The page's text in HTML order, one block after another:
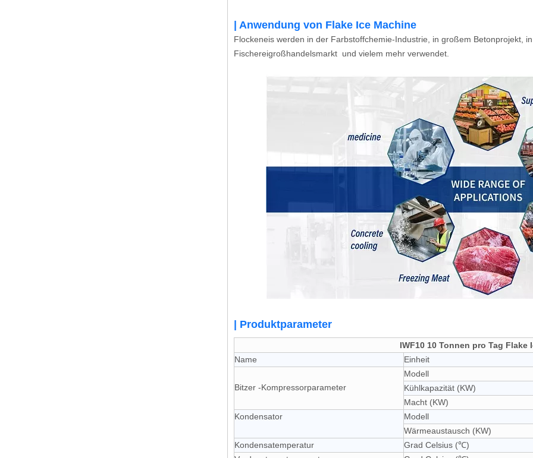
| Anwendung von Flake Ice Machine
Flockeneis werden in der Farbstoffchemie-Industrie, in großem Betonprojekt,
Fischereigroßhandelsmarkt und vielem mehr verwendet.
| Produktparameter
IWF10 10 Tonnen pro Tag Flake
Name
Einheit
Bitzer -Kompressorparameter
Modell
Kühlkapazität (KW)
Macht (KW)
Kondensator
Modell
Wärmeaustausch (KW)
Kondensatemperatur
Grad Celsius (℃)